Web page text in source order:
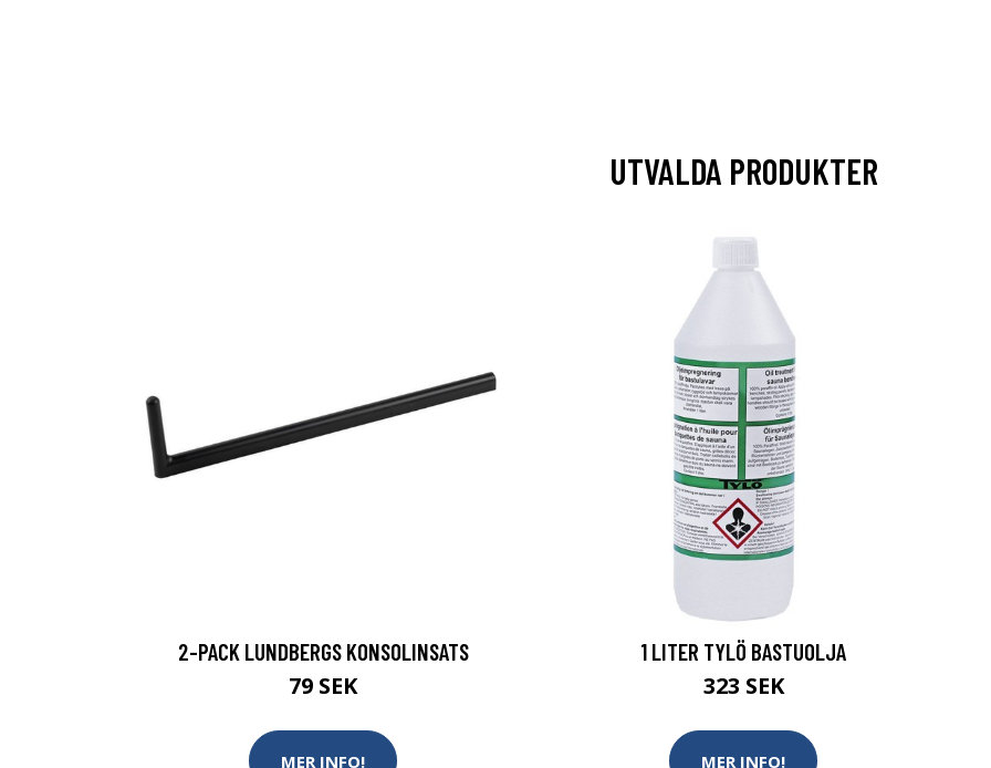
UTVALDA PRODUKTER
2-PACK LUNDBERGS KONSOLINSATS
79 SEK
MER INFO!
1 LITER TYLÖ BASTUOLJA
323 SEK
MER INFO!